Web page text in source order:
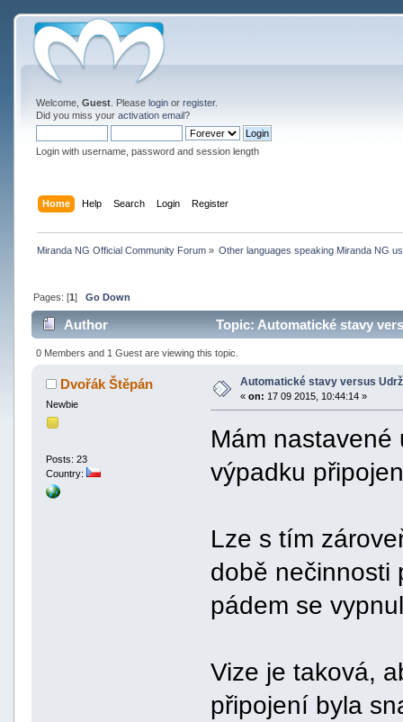
Welcome, Guest. Please loginor register.
Did you miss your activation email?
Login with username, password and session length
Home Help Search Login Register
Miranda NG Official Community Forum» Other languages speaking Miranda NG
Pages: [1] Go Down
Author Topic: Automatické stavy
0 Members and 1 Guest are viewing this topic.
Dvořák Štěpán
Newbie
Posts: 23
Country:
Automatické stavy versus
« on: 17 09 2015, 10:44:14 »
Mám
výpadku
Lze s tím
době nečinnosti
pádem se
Vize je taková,
připojení byla